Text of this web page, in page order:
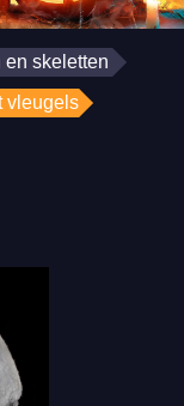
skeletten
vleugels